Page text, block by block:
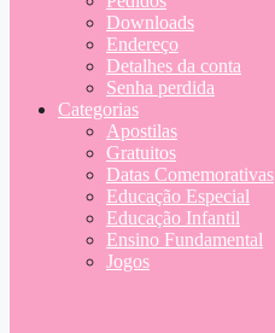
Downloads
Endereço
Detalhes da conta
Senha perdida
Categorias
Apostilas
Gratuitos
Datas Comemorativas
Educação Especial
Educação Infantil
Ensino Fundamental
Jogos